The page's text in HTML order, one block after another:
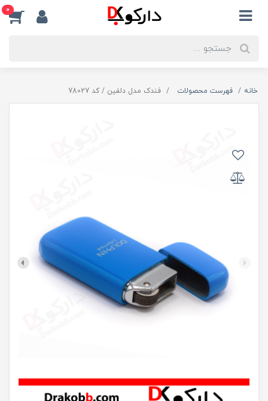
0
خانه فهرست محصولات فندک مدل دلفین / کد 78027